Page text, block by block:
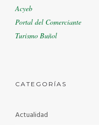
Acyeb
Portal del Comerciante
Turismo Buñol
CATEGORÍAS
Actualidad